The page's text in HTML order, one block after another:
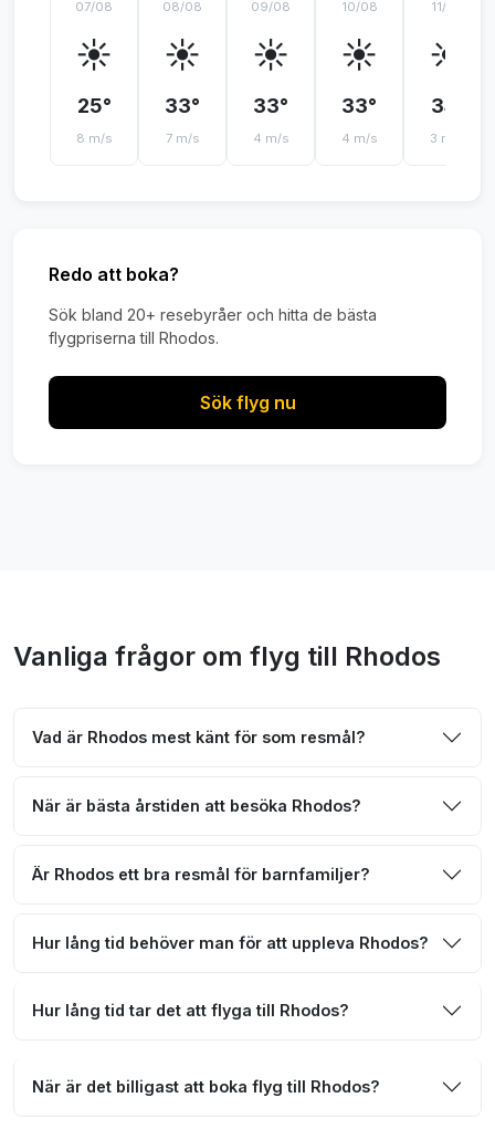
07/08
☀️
25°
8 m/s
08/08
☀️
33°
7 m/s
09/08
☀️
33°
4 m/s
10/08
☀️
33°
4 m/s
11/08
☀️
34°
3 m/s
Redo att boka?
Sök bland 20+ resebyråer och hitta de bästa
flygpriserna till Rhodos.
Sök flyg nu
Vanliga frågor om flyg till Rhodos
Vad är Rhodos mest känt för som resmål?
När är bästa årstiden att besöka Rhodos?
Är Rhodos ett bra resmål för barnfamiljer?
Hur lång tid behöver man för att uppleva Rhodos?
Hur lång tid tar det att flyga till Rhodos?
När är det billigast att boka flyg till Rhodos?